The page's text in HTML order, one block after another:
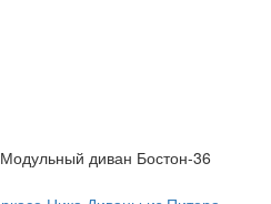
Модульный диван Бостон-36